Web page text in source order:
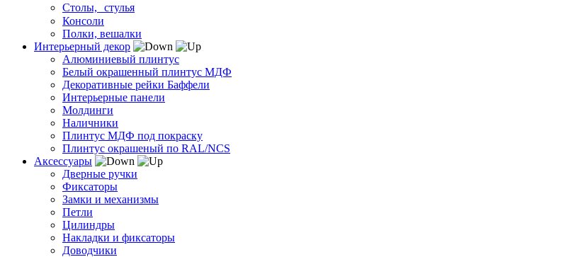
Столы, стулья
Консоли
Полки, вешалки
Интерьерный декор
Алюминиевый плинтус
Белый окрашенный плинтус МДФ
Декоративные рейки Баффели
Интерьерные панели
Молдинги
Наличники
Плинтус МДФ под покраску
Плинтус окрашеный по RAL/NCS
Аксессуары
Дверные ручки
Фиксаторы
Замки и механизмы
Петли
Цилиндры
Накладки и фиксаторы
Доводчики